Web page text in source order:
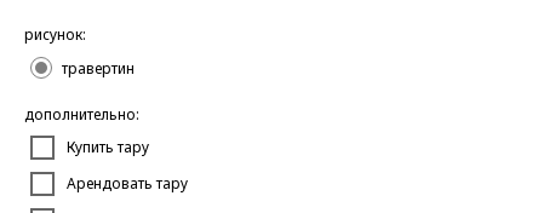
рисунок:
травертин
дополнительно:
Купить тару
Арендовать тару